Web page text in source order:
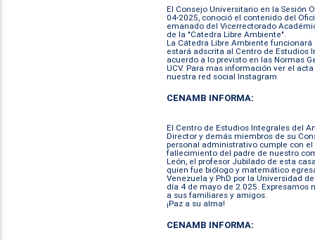
El Consejo Universitario en la Sesión
04-2025, conoció el contenido del
emanado del Vicerrectorado
de la "Catedra Libre Ambiente".
La Cátedra Libre Ambiente
estará adscrita al Centro de Estudios
acuerdo a lo previsto en las Normas
UCV. Para mas información ver el
nuestra red social Instagram
CENAMB INFORMA:
El Centro de Estudios Integrales del
Director y demás miembros de su
personal administrativo cumple con
fallecimiento del padre de nuestro
León, el profesor Jubilado de esta
quien fue biólogo y matemático
Venezuela y PhD por la Universidad
día 4 de mayo de 2.025. Expresamos
a sus familiares y amigos.
¡Paz a su alma!
CENAMB INFORMA: